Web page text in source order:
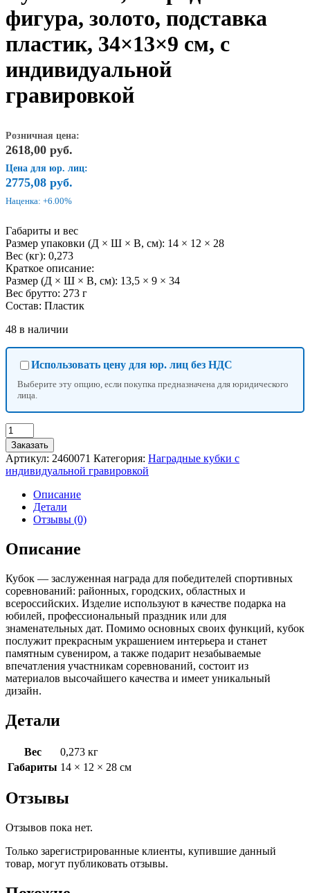
фигура, золото, подставка
пластик, 34×13×9 см, с
индивидуальной
гравировкой
Розничная цена:
2618,00 руб.
Цена для юр. лиц:
2775,08 руб.
Наценка: +6.00%
Габариты и вес
Размер упаковки (Д × Ш × В, см): 14 × 12 × 28
Вес (кг): 0,273
Краткое описание:
Размер (Д × Ш × В, см): 13,5 × 9 × 34
Вес брутто: 273 г
Состав: Пластик
48 в наличии
Использовать цену для юр. лиц без НДС
Выберите эту опцию, если покупка предназначена для юридического
лица.
Количество
товара
Кубок
122C,
наградная
фигура,
золото,
подставка
пластик,
34×13×9
см,
индивидуальной
гравировкой
Заказать
Артикул: 2460071 Категория: Наградные кубки с
индивидуальной гравировкой
Описание
Детали
Отзывы (0)
Описание
Кубок — заслуженная награда для победителей спортивных
соревнований: районных, городских, областных и
всероссийских. Изделие используют в качестве подарка на
юбилей, профессиональный праздник или для
знаменательных дат. Помимо основных своих функций, кубок
послужит прекрасным украшением интерьера и станет
памятным сувениром, а также подарит незабываемые
впечатления участникам соревнований, состоит из
материалов высочайшего качества и имеет уникальный
дизайн.
Детали
Вес
0,273 кг
Габариты 14 × 12 × 28 см
Отзывы
Отзывов пока нет.
Только зарегистрированные клиенты, купившие данный
товар, могут публиковать отзывы.